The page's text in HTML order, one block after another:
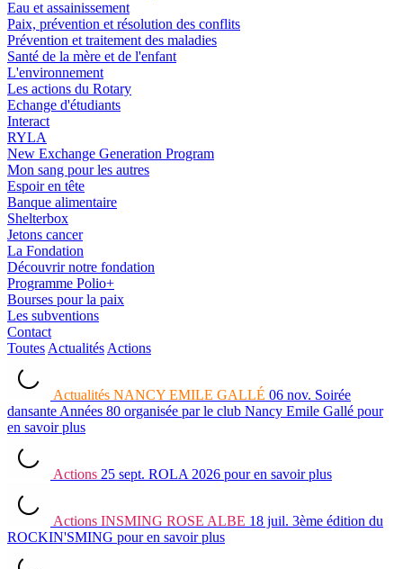
Eau et assainissement
Paix, prévention et résolution des conflits
Prévention et traitement des maladies
Santé de la mère et de l'enfant
L'environnement
Les actions du Rotary
Echange d'étudiants
Interact
RYLA
New Exchange Generation Program
Mon sang pour les autres
Espoir en tête
Banque alimentaire
Shelterbox
Jetons cancer
La Fondation
Découvrir notre fondation
Programme Polio+
Bourses pour la paix
Les subventions
Contact
Toutes Actualités Actions
Actualités NANCY EMILE GALLÉ 06 nov. Soirée
dansante Années 80 organisée par le club Nancy Emile Gallé pour
en savoir plus
Actions 25 sept. ROLA 2026 pour en savoir plus
Actions INSMING ROSE ALBE 18 juil. 3ème édition du
ROCKIN'SMING pour en savoir plus